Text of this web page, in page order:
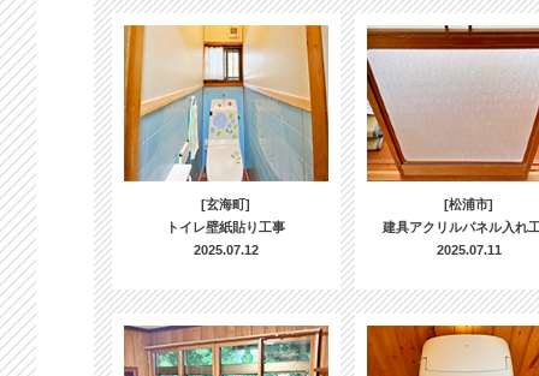
[玄海町]
トイレ壁紙貼り工事
2025.07.12
[松浦市]
建具アクリルパネル入れ
2025.07.11